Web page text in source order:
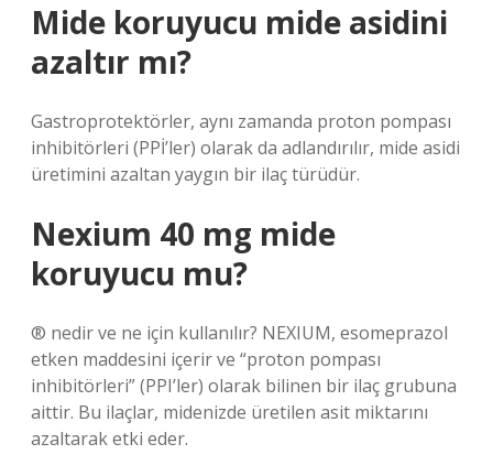
Mide koruyucu mide asidini
azaltır mı?
Gastroprotektörler, aynı zamanda proton pompası
inhibitörleri (PPİ’ler) olarak da adlandırılır, mide asidi
üretimini azaltan yaygın bir ilaç türüdür.
Nexium 40 mg mide
koruyucu mu?
® nedir ve ne için kullanılır? NEXIUM, esomeprazol
etken maddesini içerir ve “proton pompası
inhibitörleri” (PPI’ler) olarak bilinen bir ilaç grubuna
aittir. Bu ilaçlar, midenizde üretilen asit miktarını
azaltarak etki eder.